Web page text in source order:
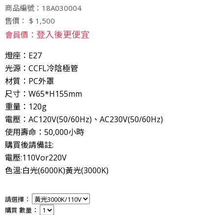
商品編號：18A030004
售價： $ 1,500
會員價： 登入後更便宜
燈座：E27
光源：CCFL冷陰極管
材質：PC外罩
尺寸：W65*H155mm
重量：120g
電壓：AC120V(50/60Hz)、AC230V(50/60Hz)
使用壽命：50,000小時
購買後請備註:
電壓:110Vor220V
色溫:白光(6000K)黃光(3000K)
請選擇：
購買 數量：